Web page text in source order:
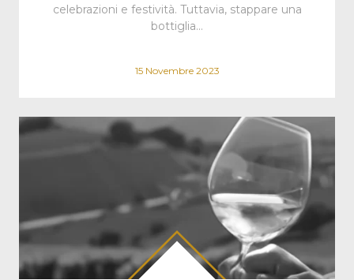
celebrazioni e festività. Tuttavia, stappare una
bottiglia…
15 Novembre 2023